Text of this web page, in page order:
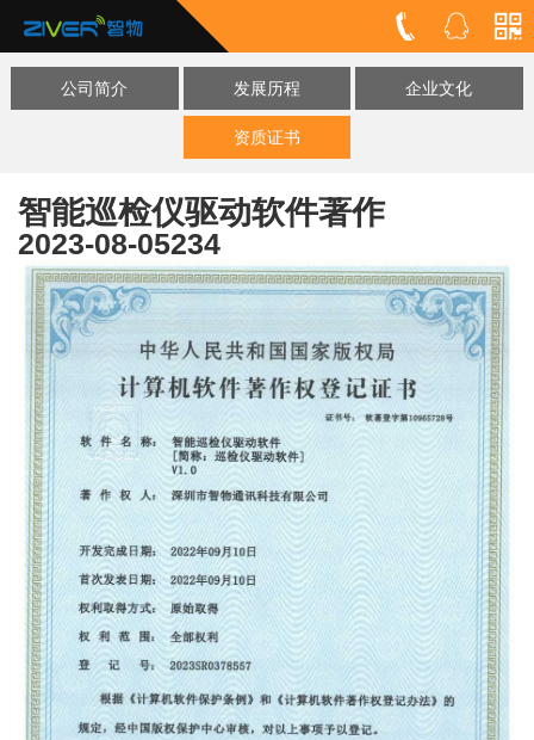
公司简介 发展历程 企业文化
资质证书
智能巡检仪驱动软件著作
2023-08-05234